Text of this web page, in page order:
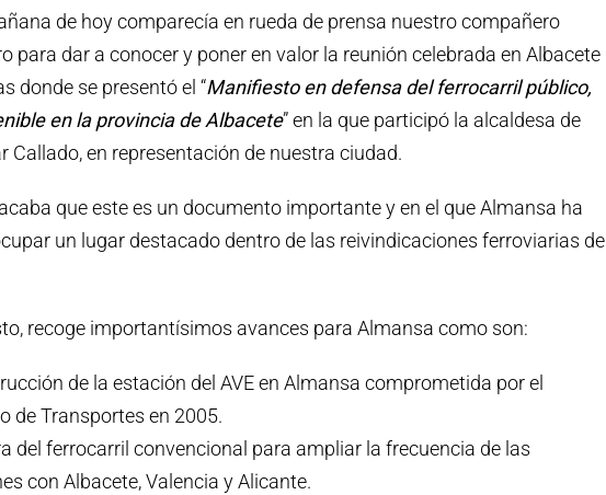
de hoy comparecía en rueda de prensa nuestro compañero
para dar a conocer y poner en valor la reunión celebrada en Albacete
donde se presentó el “Manifiesto en defensa del ferrocarril público,
en la provincia de Albacete” en la que participó la alcaldesa de
Callado, en representación de nuestra ciudad.
que este es un documento importante y en el que Almansa ha
un lugar destacado dentro de las reivindicaciones ferroviarias de
recoge importantísimos avances para Almansa como son:
de la estación del AVE en Almansa comprometida por el
de Transportes en 2005.
del ferrocarril convencional para ampliar la frecuencia de las
con Albacete, Valencia y Alicante.